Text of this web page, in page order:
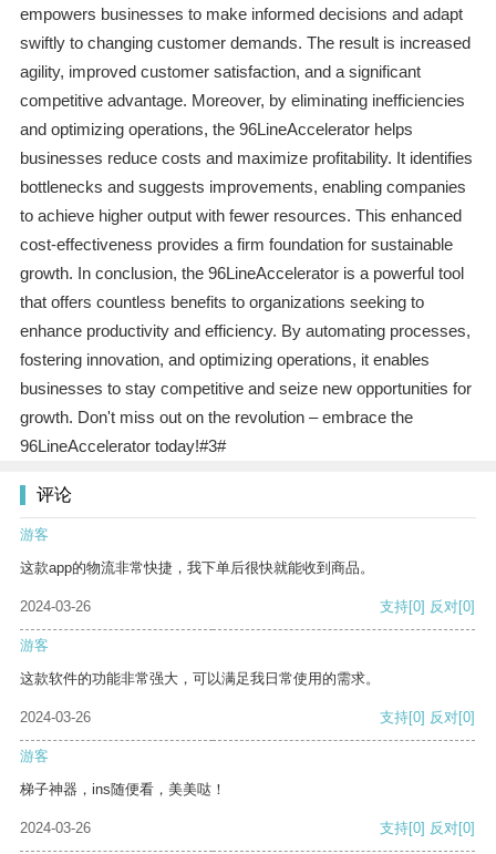
empowers businesses to make informed decisions and adapt
swiftly to changing customer demands. The result is increased
agility, improved customer satisfaction, and a significant
competitive advantage. Moreover, by eliminating inefficiencies
and optimizing operations, the 96LineAccelerator helps
businesses reduce costs and maximize profitability. It identifies
bottlenecks and suggests improvements, enabling companies
to achieve higher output with fewer resources. This enhanced
cost-effectiveness provides a firm foundation for sustainable
growth. In conclusion, the 96LineAccelerator is a powerful tool
that offers countless benefits to organizations seeking to
enhance productivity and efficiency. By automating processes,
fostering innovation, and optimizing operations, it enables
businesses to stay competitive and seize new opportunities for
growth. Don't miss out on the revolution – embrace the
96LineAccelerator today!#3#
评论
游客
这款app的物流非常快捷，我下单后很快就能收到商品。
2024-03-26 支持[0] 反对[0]
游客
这款软件的功能非常强大，可以满足我日常使用的需求。
2024-03-26 支持[0] 反对[0]
游客
梯子神器，ins随便看，美美哒！
2024-03-26 支持[0] 反对[0]